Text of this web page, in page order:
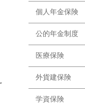
個人年金保険
公的年金制度
医療保険
外貨建保険
学資保険